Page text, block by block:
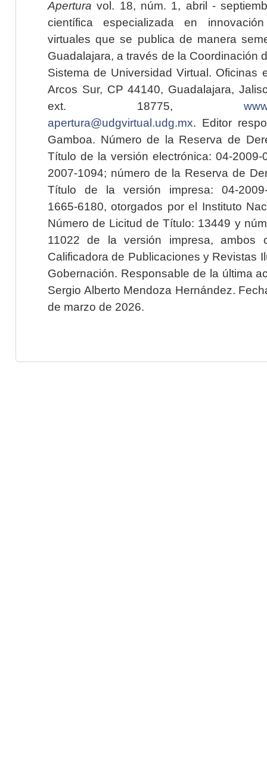
Apertura vol. 18, núm. 1, abril -
científica especializada en
virtuales que se publica de manera
Guadalajara, a través de la Coordinación
Sistema de Universidad Virtual. Oficinas
Arcos Sur, CP 44140, Guadalajara,
ext. 18775,
apertura@udgvirtual.udg.mx. Editor
Gamboa. Número de la Reserva de
Título de la versión electrónica: 04-2009-
2007-1094; número de la Reserva de
Título de la versión impresa: 04-2009-
1665-6180, otorgados por el Instituto
Número de Licitud de Título: 13449 y
11022 de la versión impresa, ambos
Calificadora de Publicaciones y Revistas
Gobernación. Responsable de la última
Sergio Alberto Mendoza Hernández.
de marzo de 2026.